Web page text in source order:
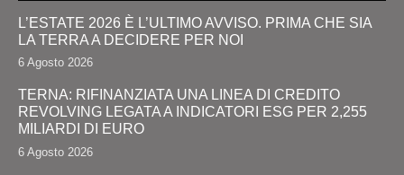
L’ESTATE 2026 È L’ULTIMO AVVISO. PRIMA CHE SIA
LA TERRA A DECIDERE PER NOI
6 Agosto 2026
TERNA: RIFINANZIATA UNA LINEA DI CREDITO
REVOLVING LEGATA A INDICATORI ESG PER 2,255
MILIARDI DI EURO
6 Agosto 2026